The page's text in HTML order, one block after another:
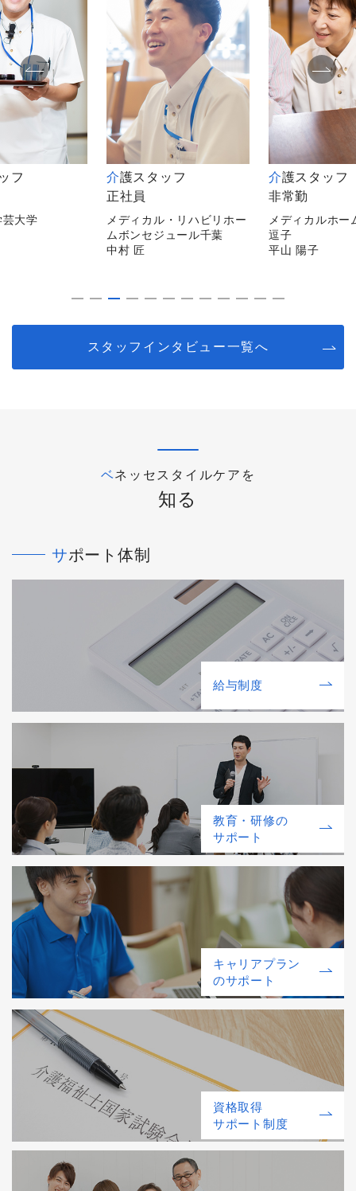
フ
大学
介護スタッフ
正社員
メディカル・リハビリホー
ムボンセジュール千葉
中村 匠
介護スタッフ
非常勤
メディカルホー
逗子
平山 陽子
スタッフインタビュー一覧へ
ベネッセスタイルケアを
知る
サポート体制
給与制度
教育・研修の
サポート
キャリアプラン
のサポート
資格取得
サポート制度